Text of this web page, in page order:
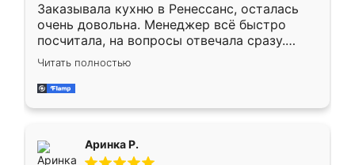
Заказывала кухню в Ренессанс, осталась
очень довольна. Менеджер всё быстро
посчитала, на вопросы отвечала сразу.
Замерщик приехал в субботу, подошёл к
делу со всей ответственностью. Собрали
за день, ребята работали аккуратно, даже
Читать полностью
Аринка Р.